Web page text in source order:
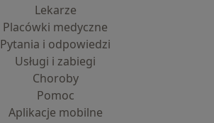
Lekarze
Placówki medyczne
Pytania i odpowiedzi
Usługi i zabiegi
Choroby
Pomoc
Aplikacje mobilne